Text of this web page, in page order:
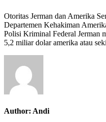
Otoritas Jerman dan Amerika
Departemen Kehakiman
Polisi Kriminal Federal Jerman
5,2 miliar dolar amerika atau
Author: Andi